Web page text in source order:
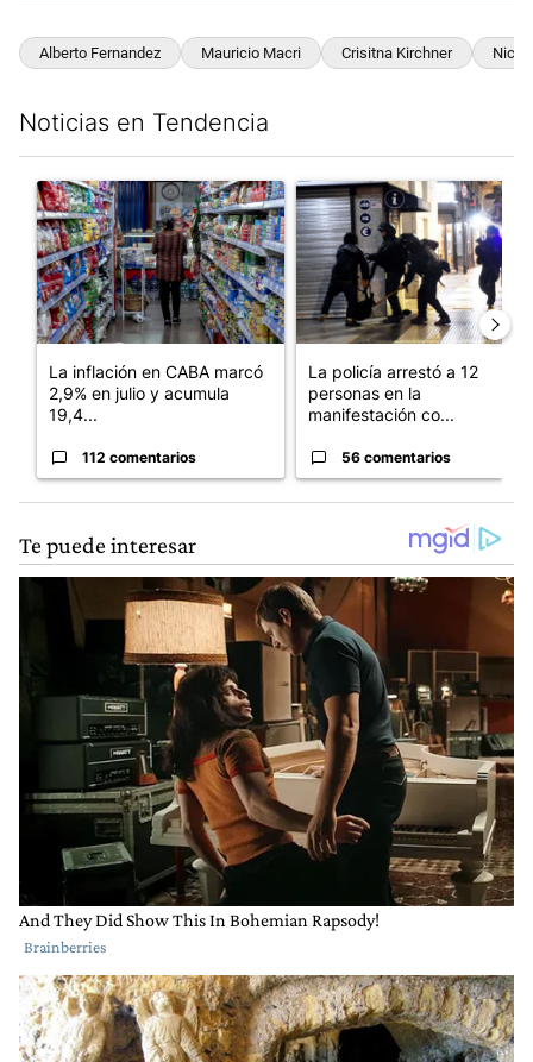
Alberto Fernandez Mauricio Macri Crisitna Kirchner
Noticias en Tendencia
Un artículo de tendencia con el título "La inflación en CABA
La inflación en CABA marcó
2,9% en julio y acumula
19,4...
112 comentarios
Un artículo de tendencia con
La policía arrestó a 12
personas en la
manifestación co...
56 comentarios